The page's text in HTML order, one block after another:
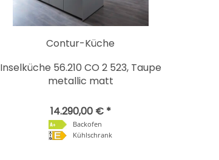
Contur-Küche
Inselküche 56.210 CO 2 523, Taupe
metallic matt
14.290,00 € *
Backofen
Kühlschrank